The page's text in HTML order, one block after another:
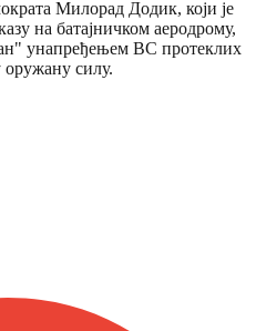
Милорад Додик, који је
на батајничком аеродрому,
унапређењем ВС протеклих
оружану силу.